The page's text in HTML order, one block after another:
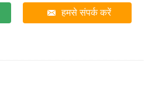
हमसे संपर्क करें